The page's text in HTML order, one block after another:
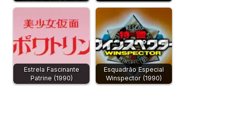
Estrela Fascinante
Patrine (1990)
Esquadrão Especial
Winspector (1990)